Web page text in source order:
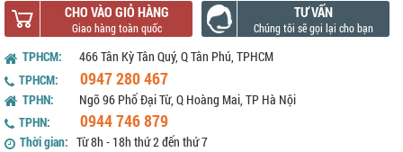
CHO VÀO GIỎ HÀNG TƯ VẤN
TPHCM:
466 Tân Kỳ Tân Quý, Q Tân Phú, TPHCM
TPHCM:
0947 280 467
TPHN:
Ngõ 96 Phố Đại Từ, Q Hoàng Mai, TP Hà Nội
TPHN:
0944 746 879
Thời gian: Từ 8h - 18h thứ 2 đến thứ 7